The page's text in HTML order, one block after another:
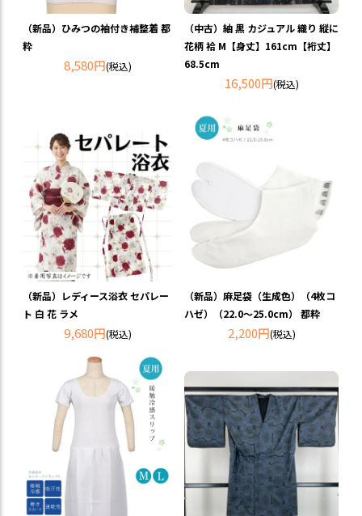
（新品）ひみつの袖付き補整着 都
粋
8,580円(税込)
（中古）紬 黒 カジュアル 織り 縦に
花柄 袷 M【身丈】161cm【裄丈】
68.5cm
16,500円(税込)
（新品）レディース浴衣 セパレー
ト 白 花 ラメ
9,680円(税込)
（新品）麻足袋（生成色）（4枚コ
ハゼ）（22.0～25.0cm） 都粋
2,200円(税込)